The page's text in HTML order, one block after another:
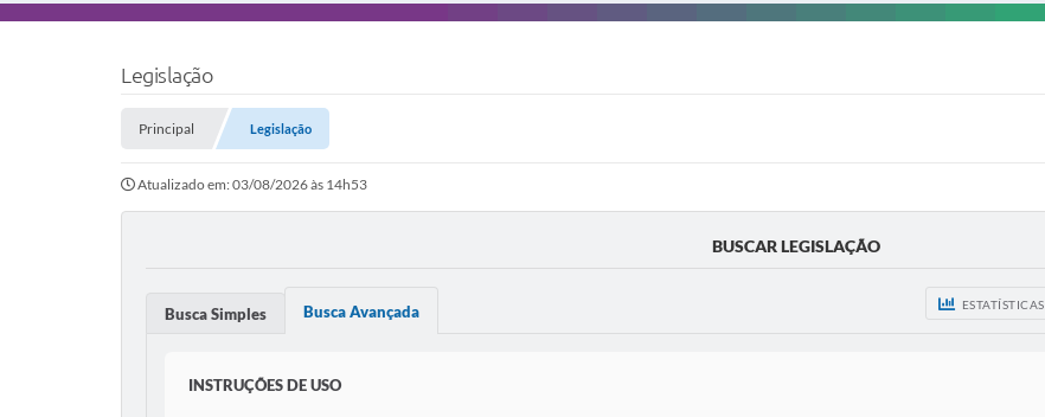
Legislação
Principal Legislação
Atualizado em: 03/08/2026 às 14h53
BUSCAR LEGISLAÇÃO
ESTATÍSTICAS
Busca Simples Busca Avançada
INSTRUÇÕES DE USO